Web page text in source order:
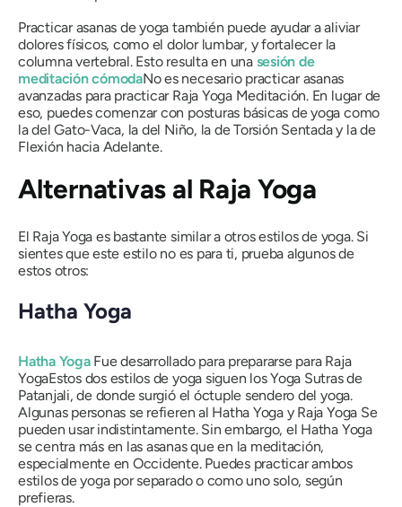
Practicar asanas de yoga también puede ayudar a aliviar
dolores físicos, como el dolor lumbar, y fortalecer la
columna vertebral. Esto resulta en una sesión de
meditación cómodaNo es necesario practicar asanas
avanzadas para practicar Raja YogaMeditación. En lugar de
eso, puedes comenzar con posturas básicas de yoga como
la del Gato-Vaca, la del Niño, la de Torsión Sentada y la de
Flexión hacia Adelante.
Alternativas al Raja Yoga
El Raja Yoga es bastante similar a otros estilos de yoga. Si
sientes que este estilo no es para ti, prueba algunos de
estos otros:
Hatha Yoga
Hatha YogaFue desarrollado para prepararse para Raja
YogaEstos dos estilos de yoga siguen los Yoga Sutras de
Patanjali, de donde surgió el óctuple sendero del yoga.
Algunas personas se refieren al Hatha Yoga y Raja Yoga Se
pueden usar indistintamente. Sin embargo, el Hatha Yoga
se centra más en las asanas que en la meditación,
especialmente en Occidente. Puedes practicar ambos
estilos de yoga por separado o como uno solo, según
prefieras.